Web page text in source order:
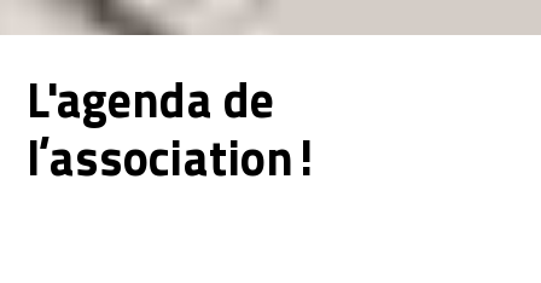
L'agenda de
l’association!